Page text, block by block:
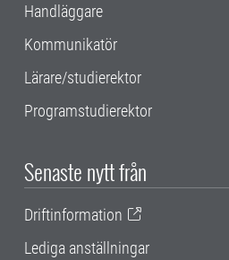
Handläggare
Kommunikatör
Lärare/studierektor
Programstudierektor
Senaste nytt från
Driftinformation
Lediga anställningar